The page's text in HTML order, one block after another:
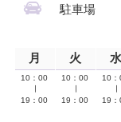
駐車場
月 火 水
10：00
19：00
10：00
19：00
10
19